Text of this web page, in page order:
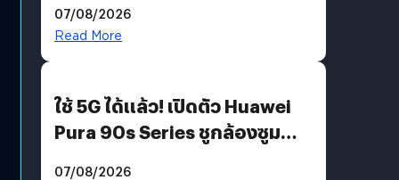
บริโภคและ B2B
07/08/2026
Read More
ใช้ 5G ได้แล้ว! เปิดตัว Huawei
Pura 90s Series ชูกล้องซูม
07/08/2026